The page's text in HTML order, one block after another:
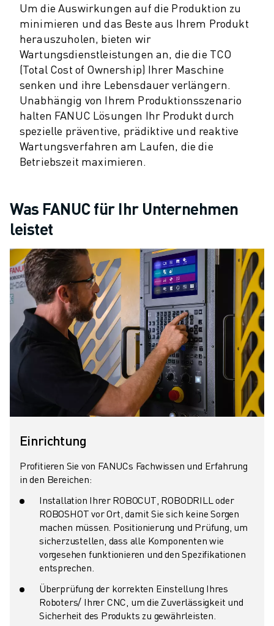
ROBOCUT VORBEUGENDE WARTUNG
ROBOCUT NACHHALTIGKEIT
IIOT-LÖSUNGEN
INTELLIGENTE FABRIKLÖSUNGEN
PRODUKTREGISTRIERUNG » FANUC PORTAL
FALLBEISPIELE
LÖSUNGEN
ALLE BRANCHEN
LUFT- UND RAUMFAHRT
ELEKTRONIK
MEDIZIN
KUNSTSTOFFE
LAGERHALTUNG, LOGISTIK, POST & PAKET
APPLIKATIONEN
ALLE APPLIKATIONEN
5-ACHS-BEARBEITUNG
LICHTBOGENSCHWEISSEN
MONTAGE
CNC-SCHLEIFEN
HOCHGESCHWINDIGKEITSBOHREN UND -GEWINDESCHNEIDEN
MASCHINENBEDIENUNG
LACKIEREN
PUNKTSCHWEISSEN
VISION INSPEKTION
DRAHTERODIERMASCHINE
FALLBEISPIELE
KUNDENDIENST
KUNDENBETREUUNG
FANUC PLANS
FIELD & WARTUNG
Um die Auswirkungen auf die Produktion zu
minimieren und das Beste aus Ihrem Produkt
herauszuholen, bieten wir
Wartungsdienstleistungen an, die die TCO
(Total Cost of Ownership) Ihrer Maschine
senken und ihre Lebensdauer verlängern.
Unabhängig von Ihrem Produktionsszenario
halten FANUC Lösungen Ihr Produkt durch
spezielle präventive, prädiktive und reaktive
Wartungsverfahren am Laufen, die die
Betriebszeit maximieren.
Was FANUC für Ihr Unternehmen
leistet
Einrichtung
Profitieren Sie von FANUCs Fachwissen und Erfahrung
in den Bereichen:
Installation Ihrer ROBOCUT, ROBODRILL oder
ROBOSHOT vor Ort, damit Sie sich keine Sorgen
machen müssen. Positionierung und Prüfung, um
sicherzustellen, dass alle Komponenten wie
vorgesehen funktionieren und den Spezifikationen
entsprechen.
Überprüfung der korrekten Einstellung Ihres
Roboters/ Ihrer CNC, um die Zuverlässigkeit und
Sicherheit des Produkts zu gewährleisten.